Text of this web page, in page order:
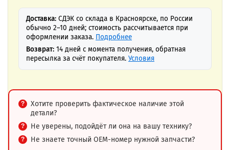
Доставка: СДЭК со склада в Красноярске, по России
обычно 2–10 дней; стоимость рассчитывается при
оформлении заказа. Подробнее
Возврат: 14 дней с момента получения, обратная
пересылка за счёт покупателя. Условия
Хотите проверить фактическое наличие этой
детали?
Не уверены, подойдёт ли она на вашу технику?
Не знаете точный OEM-номер нужной запчасти?